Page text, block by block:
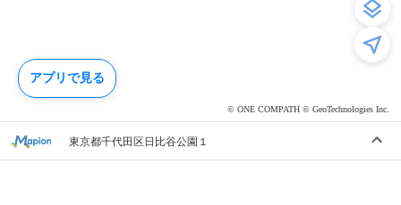
© ONE COMPATH © GeoTechnologies Inc.
東京都千代田区日比谷公園１
アプリで見る